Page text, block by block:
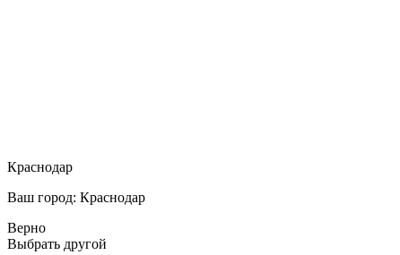
Краснодар
Ваш город: Краснодар
Верно
Выбрать другой